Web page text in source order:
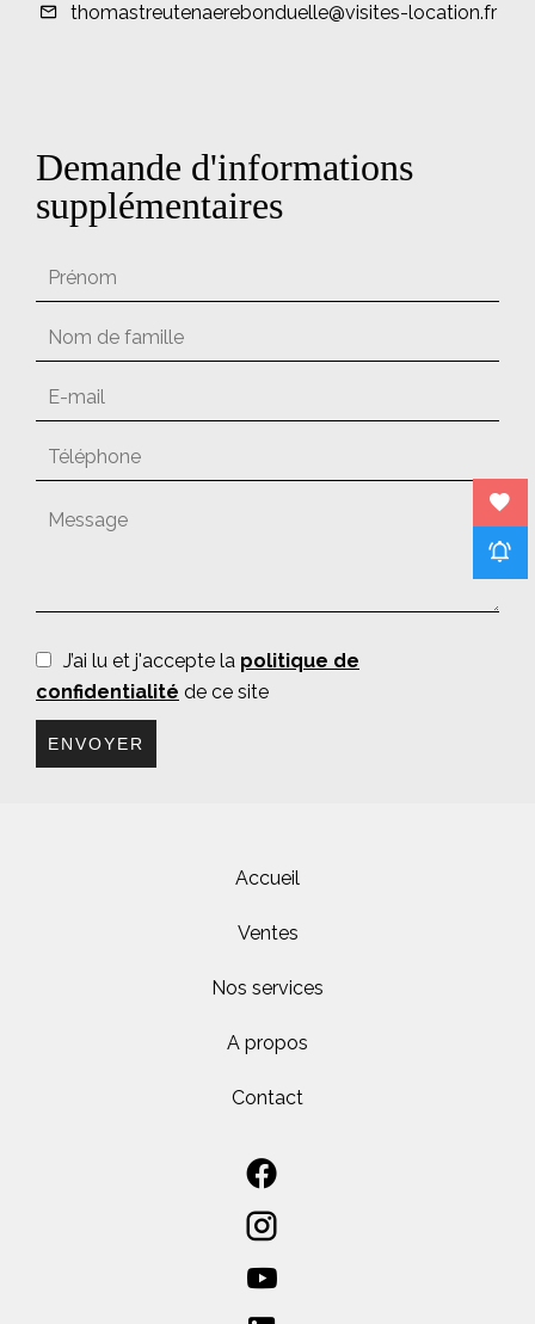
thomastreutenaerebonduelle@visites-location.fr
Demande d'informations
supplémentaires
J’ai lu et j'accepte la politique de
confidentialité de ce site
ENVOYER
Accueil
Ventes
Nos services
A propos
Contact